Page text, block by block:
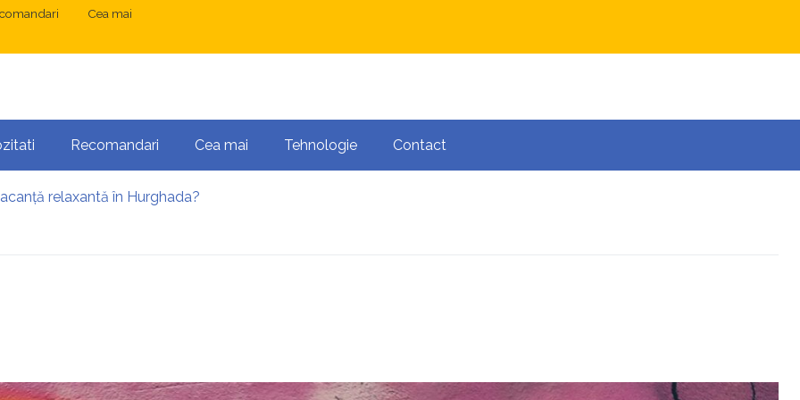
Cea mai
Recomandari Cea mai Tehnologie Contact
relaxantă în Hurghada?
și Mastodon: cum gestionezi mai multe site-uri
operația?